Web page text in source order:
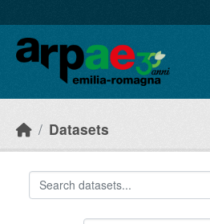
Datasets